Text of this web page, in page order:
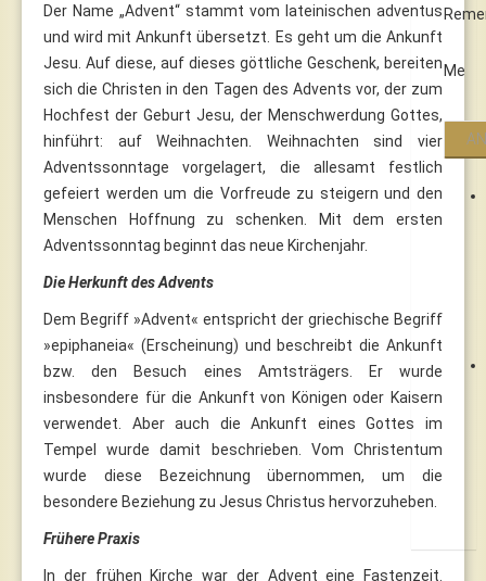
Me
Der Name „Advent“ stammt vom lateinischen adventus
und wird mit Ankunft übersetzt. Es geht um die Ankunft
Jesu. Auf diese, auf dieses göttliche Geschenk, bereiten
sich die Christen in den Tagen des Advents vor, der zum
Hochfest der Geburt Jesu, der Menschwerdung Gottes,
hinführt: auf Weihnachten. Weihnachten sind vier
Adventssonntage vorgelagert, die allesamt festlich
gefeiert werden um die Vorfreude zu steigern und den
Menschen Hoffnung zu schenken. Mit dem ersten
Adventssonntag beginnt das neue Kirchenjahr.
Die Herkunft des Advents
Dem Begriff »Advent« entspricht der griechische Begriff
»epiphaneia« (Erscheinung) und beschreibt die Ankunft
bzw. den Besuch eines Amtsträgers. Er wurde
insbesondere für die Ankunft von Königen oder Kaisern
verwendet. Aber auch die Ankunft eines Gottes im
Tempel wurde damit beschrieben. Vom Christentum
wurde diese Bezeichnung übernommen, um die
besondere Beziehung zu Jesus Christus hervorzuheben.
Frühere Praxis
In der frühen Kirche war der Advent eine Fastenzeit.